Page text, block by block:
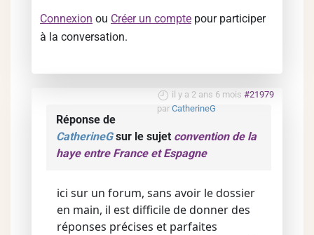
Connexion ou Créer un compte pour participer
à la conversation.
il y a 2 ans 6 mois #21979
par CatherineG
Réponse de
CatherineGsur le sujet convention de la
haye entre France et Espagne
ici sur un forum, sans avoir le dossier
en main, il est difficile de donner des
réponses précises et parfaites